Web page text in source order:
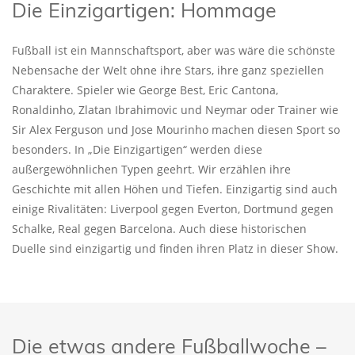
Die Einzigartigen: Hommage
Fußball ist ein Mannschaftsport, aber was wäre die schönste
Nebensache der Welt ohne ihre Stars, ihre ganz speziellen
Charaktere. Spieler wie George Best, Eric Cantona,
Ronaldinho, Zlatan Ibrahimovic und Neymar oder Trainer wie
Sir Alex Ferguson und Jose Mourinho machen diesen Sport so
besonders. In „Die Einzigartigen“ werden diese
außergewöhnlichen Typen geehrt. Wir erzählen ihre
Geschichte mit allen Höhen und Tiefen. Einzigartig sind auch
einige Rivalitäten: Liverpool gegen Everton, Dortmund gegen
Schalke, Real gegen Barcelona. Auch diese historischen
Duelle sind einzigartig und finden ihren Platz in dieser Show.
Die etwas andere Fußballwoche –